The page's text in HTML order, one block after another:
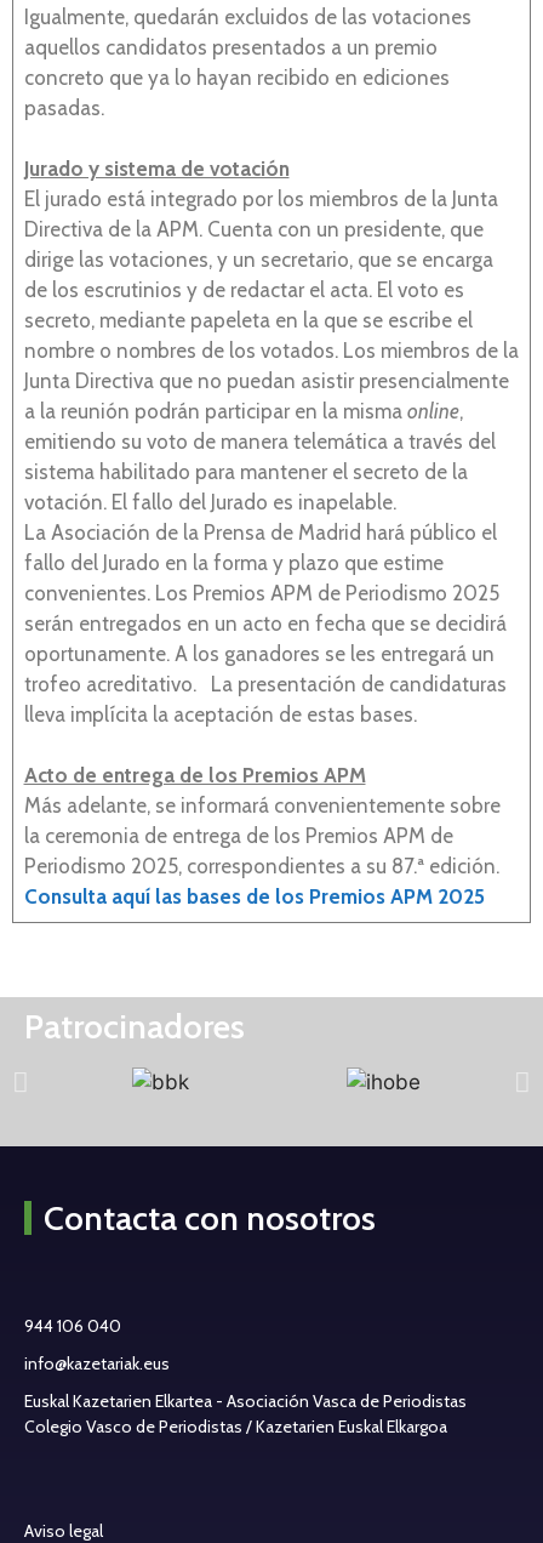
Igualmente, quedarán excluidos de las votaciones
aquellos candidatos presentados a un premio
concreto que ya lo hayan recibido en ediciones
pasadas.
Jurado y sistema de votación
El jurado está integrado por los miembros de la Junta
Directiva de la APM. Cuenta con un presidente, que
dirige las votaciones, y un secretario, que se encarga
de los escrutinios y de redactar el acta. El voto es
secreto, mediante papeleta en la que se escribe el
nombre o nombres de los votados. Los miembros de la
Junta Directiva que no puedan asistir presencialmente
a la reunión podrán participar en la misma online,
emitiendo su voto de manera telemática a través del
sistema habilitado para mantener el secreto de la
votación. El fallo del Jurado es inapelable.
La Asociación de la Prensa de Madrid hará público el
fallo del Jurado en la forma y plazo que estime
convenientes. Los Premios APM de Periodismo 2025
serán entregados en un acto en fecha que se decidirá
oportunamente. A los ganadores se les entregará un
trofeo acreditativo. La presentación de candidaturas
lleva implícita la aceptación de estas bases.
Acto de entrega de los Premios APM
Más adelante, se informará convenientemente sobre
la ceremonia de entrega de los Premios APM de
Periodismo 2025, correspondientes a su 87.ª edición.
Consulta aquí las bases de los Premios APM 2025
Patrocinadores
Contacta con nosotros
944 106 040
info@kazetariak.eus
Euskal Kazetarien Elkartea - Asociación Vasca de Periodistas
Colegio Vasco de Periodistas / Kazetarien Euskal Elkargoa
Aviso legal